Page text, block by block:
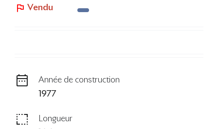
Vendu
Année de construction
1977
Longueur